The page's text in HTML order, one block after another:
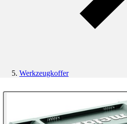
Werkzeugkoffer